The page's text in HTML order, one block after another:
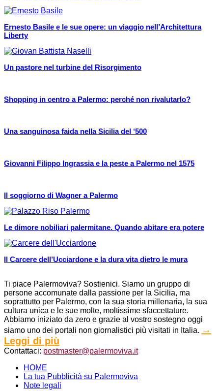
Ernesto Basile e le sue opere: un viaggio nell’Architettura
Liberty
Un pastore nel turbine del Risorgimento
Shopping in centro a Palermo: perché non rivalutarlo?
Una sanguinosa faida nella Sicilia del ‘500
Giovanni Filippo Ingrassia e la peste a Palermo nel 1575
Il soggiorno di Wagner a Palermo
Le dimore nobiliari palermitane. Quando abitare era potere
Il Carcere dell’Ucciardone e la dura vita dietro le mura
Ti piace Palermoviva? Sostienici. Siamo un gruppo di
persone accomunate dalla passione per la Sicilia, ma
soprattutto per Palermo, con la sua storia millenaria, la sua
cultura unica e le sue molte, moltissime sfaccettature.
Abbiamo iniziato da zero e grazie al vostro sostegno oggi
siamo uno dei portali non giornalistici più visitati in Italia. →
Leggi di più
Contattaci: postmaster@palermoviva.it
HOME
La tua Pubblicità su Palermoviva
Note legali